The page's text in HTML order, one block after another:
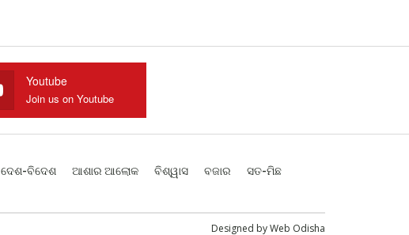
Youtube
Join us on Youtube
ଦେଶ-ବିଦେଶ ଆଶାର ଆଲୋକ ବିଶ୍ୱାସ ବଜାର
ସତ-ମିଛ
Designed byWeb Odisha